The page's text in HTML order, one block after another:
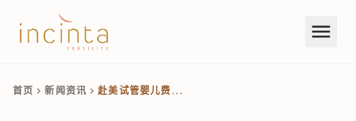
menu
首页 chevron_right新闻资讯 chevron_right赴美试管婴儿费...